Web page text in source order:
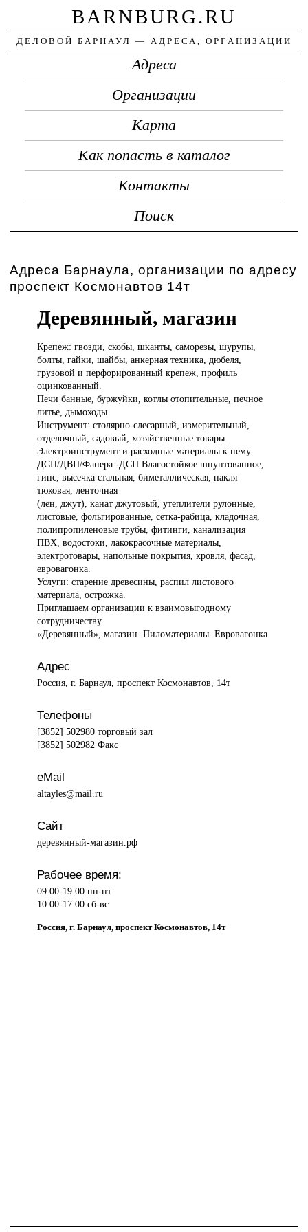
BARNBURG.RU
ДЕЛОВОЙ БАРНАУЛ — АДРЕСА, ОРГАНИЗАЦИИ
Адреса
Организации
Карта
Как попасть в каталог
Контакты
Поиск
Адреса Барнаула, организации по адресу
проспект Космонавтов 14т
Деревянный, магазин
Крепеж: гвозди,скобы, шканты, саморезы, шурупы,
болты, гайки, шайбы, анкерная техника, дюбеля,
грузовой и перфорированный крепеж, профиль
оцинкованный.
Печи банные, буржуйки, котлы отопительные, печное
литье, дымоходы.
Инструмент: столярно-слесарный, измерительный,
отделочный, садовый, хозяйственные товары.
Электроинструмент и расходные материалы к нему.
ДСП/ДВП/Фанера -ДСП Влагостойкое шпунтованное,
гипс, высечка стальная, биметаллическая, пакля
тюковая, ленточная
(лен, джут), канат джутовый, утеплители рулонные,
листовые, фольгированные, сетка-рабица, кладочная,
полипропиленовые трубы, фитинги, канализация
ПВХ, водостоки, лакокрасочные материалы,
электротовары, напольные покрытия, кровля, фасад,
евровагонка.
Услуги: старение древесины, распил листового
материала, острожка.
Приглашаем организации к взаимовыгодному
сотрудничеству.
«Деревянный», магазин. Пиломатериалы. Евровагонка
Адрес
Россия, г. Барнаул, проспект Космонавтов, 14т
Телефоны
[3852] 502980 торговый зал
[3852] 502982 Факс
eMail
altayles@mail.ru
Сайт
деревянный-магазин.рф
Рабочее время:
09:00-19:00 пн-пт
10:00-17:00 сб-вс
Россия, г. Барнаул, проспект Космонавтов, 14т